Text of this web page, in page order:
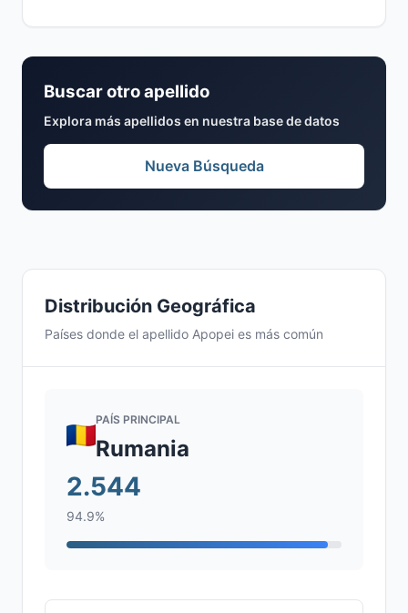
Distribución Geográfica
Países donde el apellido Apopei es más común
PAÍS PRINCIPAL
Rumania
2.544
94.9%
Buscar otro apellido
Explora más apellidos en nuestra base de datos
Nueva Búsqueda